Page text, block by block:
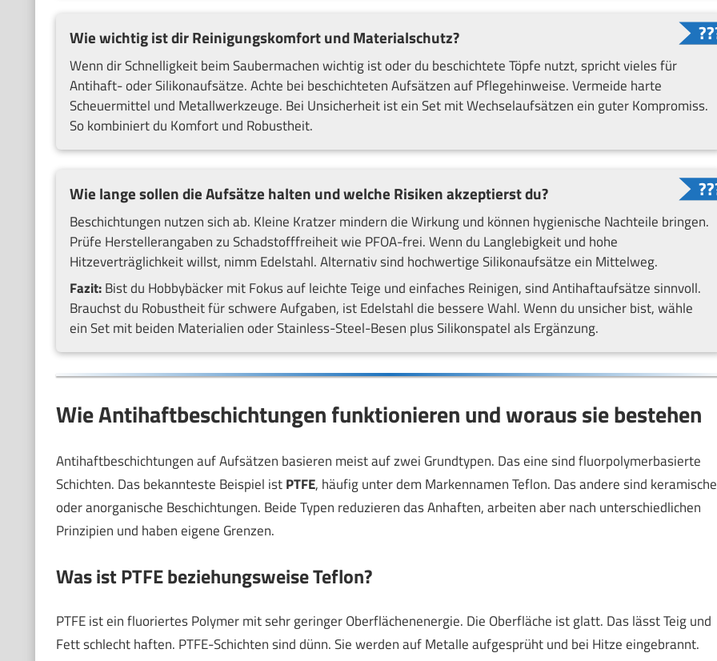
Wie wichtig ist dir Reinigungskomfort und Materialschutz?
Wenn dir Schnelligkeit beim Saubermachen wichtig ist oder du beschichtete Töpfe nutzt, spricht vieles für
Antihaft- oder Silikonaufsätze. Achte bei beschichteten Aufsätzen auf Pflegehinweise. Vermeide harte
Scheuermittel und Metallwerkzeuge. Bei Unsicherheit ist ein Set mit Wechselaufsätzen ein guter Kompromiss.
So kombiniert du Komfort und Robustheit.
Wie lange sollen die Aufsätze halten und welche Risiken akzeptierst du?
Beschichtungen nutzen sich ab. Kleine Kratzer mindern die Wirkung und können hygienische Nachteile bringen.
Prüfe Herstellerangaben zu Schadstofffreiheit wie PFOA-frei. Wenn du Langlebigkeit und hohe
Hitzeverträglichkeit willst, nimm Edelstahl. Alternativ sind hochwertige Silikonaufsätze ein Mittelweg.
Fazit:Bist du Hobbybäcker mit Fokus auf leichte Teige und einfaches Reinigen, sind Antihaftaufsätze sinnvoll.
Brauchst du Robustheit für schwere Aufgaben, ist Edelstahl die bessere Wahl. Wenn du unsicher bist, wähle
ein Set mit beiden Materialien oder Stainless-Steel-Besen plus Silikonspatel als Ergänzung.
Wie Antihaftbeschichtungen funktionieren und woraus sie bestehen
Antihaftbeschichtungen auf Aufsätzen basieren meist auf zwei Grundtypen. Das eine sind fluorpolymerbasierte
Schichten. Das bekannteste Beispiel istPTFE, häufig unter dem Markennamen Teflon. Das andere sind keramische
oder anorganische Beschichtungen. Beide Typen reduzieren das Anhaften, arbeiten aber nach unterschiedlichen
Prinzipien und haben eigene Grenzen.
Was ist PTFE beziehungsweise Teflon?
PTFE ist ein fluoriertes Polymer mit sehr geringer Oberflächenenergie. Die Oberfläche ist glatt. Das lässt Teig und
Fett schlecht haften. PTFE-Schichten sind dünn. Sie werden auf Metalle aufgesprüht und bei Hitze eingebrannt.